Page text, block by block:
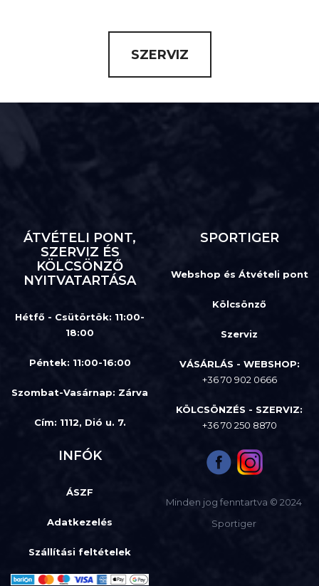
SZERVIZ
ÁTVÉTELI PONT,
SZERVIZ ÉS
KÖLCSÖNZŐ
NYITVATARTÁSA
Hétfő - Csütörtök: 11:00-
18:00
Péntek: 11:00-16:00
Szombat-Vasárnap: Zárva
Cím: 1112, Dió u. 7.
SPORTIGER
Webshop és Átvételi pont
Kölcsönző
Szerviz
VÁSÁRLÁS - WEBSHOP:
+36 70 902 0666
KÖLCSÖNZÉS - SZERVIZ:
+36 70 250 8870
INFÓK
ÁSZF
Adatkezelés
Szállítási feltételek
Minden jog fenntartva © 2024
Sportiger